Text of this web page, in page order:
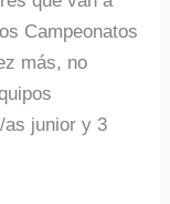
Campeonatos
más, no
as junior y 3